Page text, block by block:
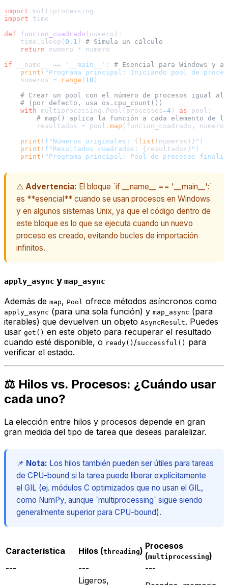
import
import time
def
funcion_cuadrado ( numero ):
    time.sleep(
0.1 ) # Simula un cálculo
return numero * numero
if __name__ == '__main__' : # Esencial para Windows y
print ( "Programa principal: Iniciando pool de
    numeros =
range ( 10 )
# Crear un pool con el número de procesos igual al
# (por defecto, usa os.cpu_count())
with multiprocessing.Pool(processes=4 ) as pool:
# map() aplica la función a cada elemento de
        resultados = pool.
map (funcion_cuadrado,
print ( f"Números originales: { list (numeros)} " )
print ( f"Resultados cuadrados: {resultados} " )
print ( "Programa principal: Pool de procesos
⚠️ Advertencia: El bloque `if __name__ == '__main__':`
es **esencial** cuando se usan procesos en Windows
y en algunos sistemas Unix, ya que el código dentro de
este bloque es lo que se ejecuta cuando un nuevo
proceso es creado, evitando bucles de importación
infinitos.
apply_async y map_async
Además de map, Pool ofrece métodos asíncronos como
apply_async (para una sola función) y map_async (para
iterables) que devuelven un objeto AsyncResult. Puedes
usar get() en este objeto para recuperar el resultado
cuando esté disponible, o ready() /successful() para
verificar el estado.
⚖️ Hilos vs. Procesos: ¿Cuándo usar
cada uno?
La elección entre hilos y procesos depende en gran
gran medida del tipo de tarea que deseas paralelizar.
📌 Nota: Los hilos también pueden ser útiles para tareas
de CPU-bound si la tarea puede liberar explícitamente
el GIL (ej. módulos C optimizados que no usan el GIL,
como NumPy, aunque `multiprocessing` sigue siendo
generalmente superior para CPU-bound).
Característica Hilos (threading) Procesos
(multiprocessing)
---
---
---
Ligeros,